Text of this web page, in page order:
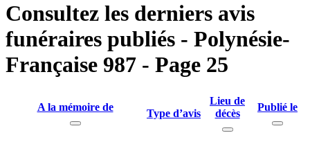
Consultez les derniers avis
funéraires publiés - Polynésie-
Française 987 - Page 25
A la mémoire de
Type d’avis
Lieu de
décès
Publié le